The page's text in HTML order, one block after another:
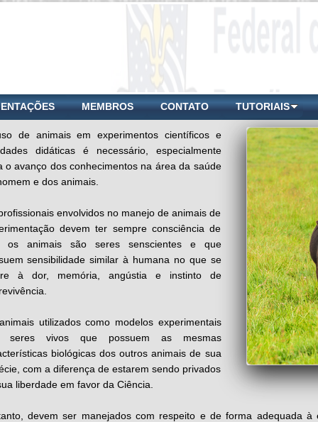
MEMBROS CONTATO TUTORIAIS
de animais em experimentos científicos e
didáticas é necessário, especialmente
o avanço dos conhecimentos na área da saúde
e dos animais.
envolvidos no manejo de animais de
devem ter sempre consciência de
os animais são seres senscientes e que
sensibilidade similar à humana no que se
à dor, memória, angústia e instinto de
utilizados como modelos experimentais
seres vivos que possuem as mesmas
biológicas dos outros animais de sua
com a diferença de estarem sendo privados
liberdade em favor da Ciência.
devem ser manejados com respeito e de forma adequada